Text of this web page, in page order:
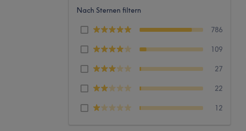
Nach Sternen filtern
786
109
27
22
12